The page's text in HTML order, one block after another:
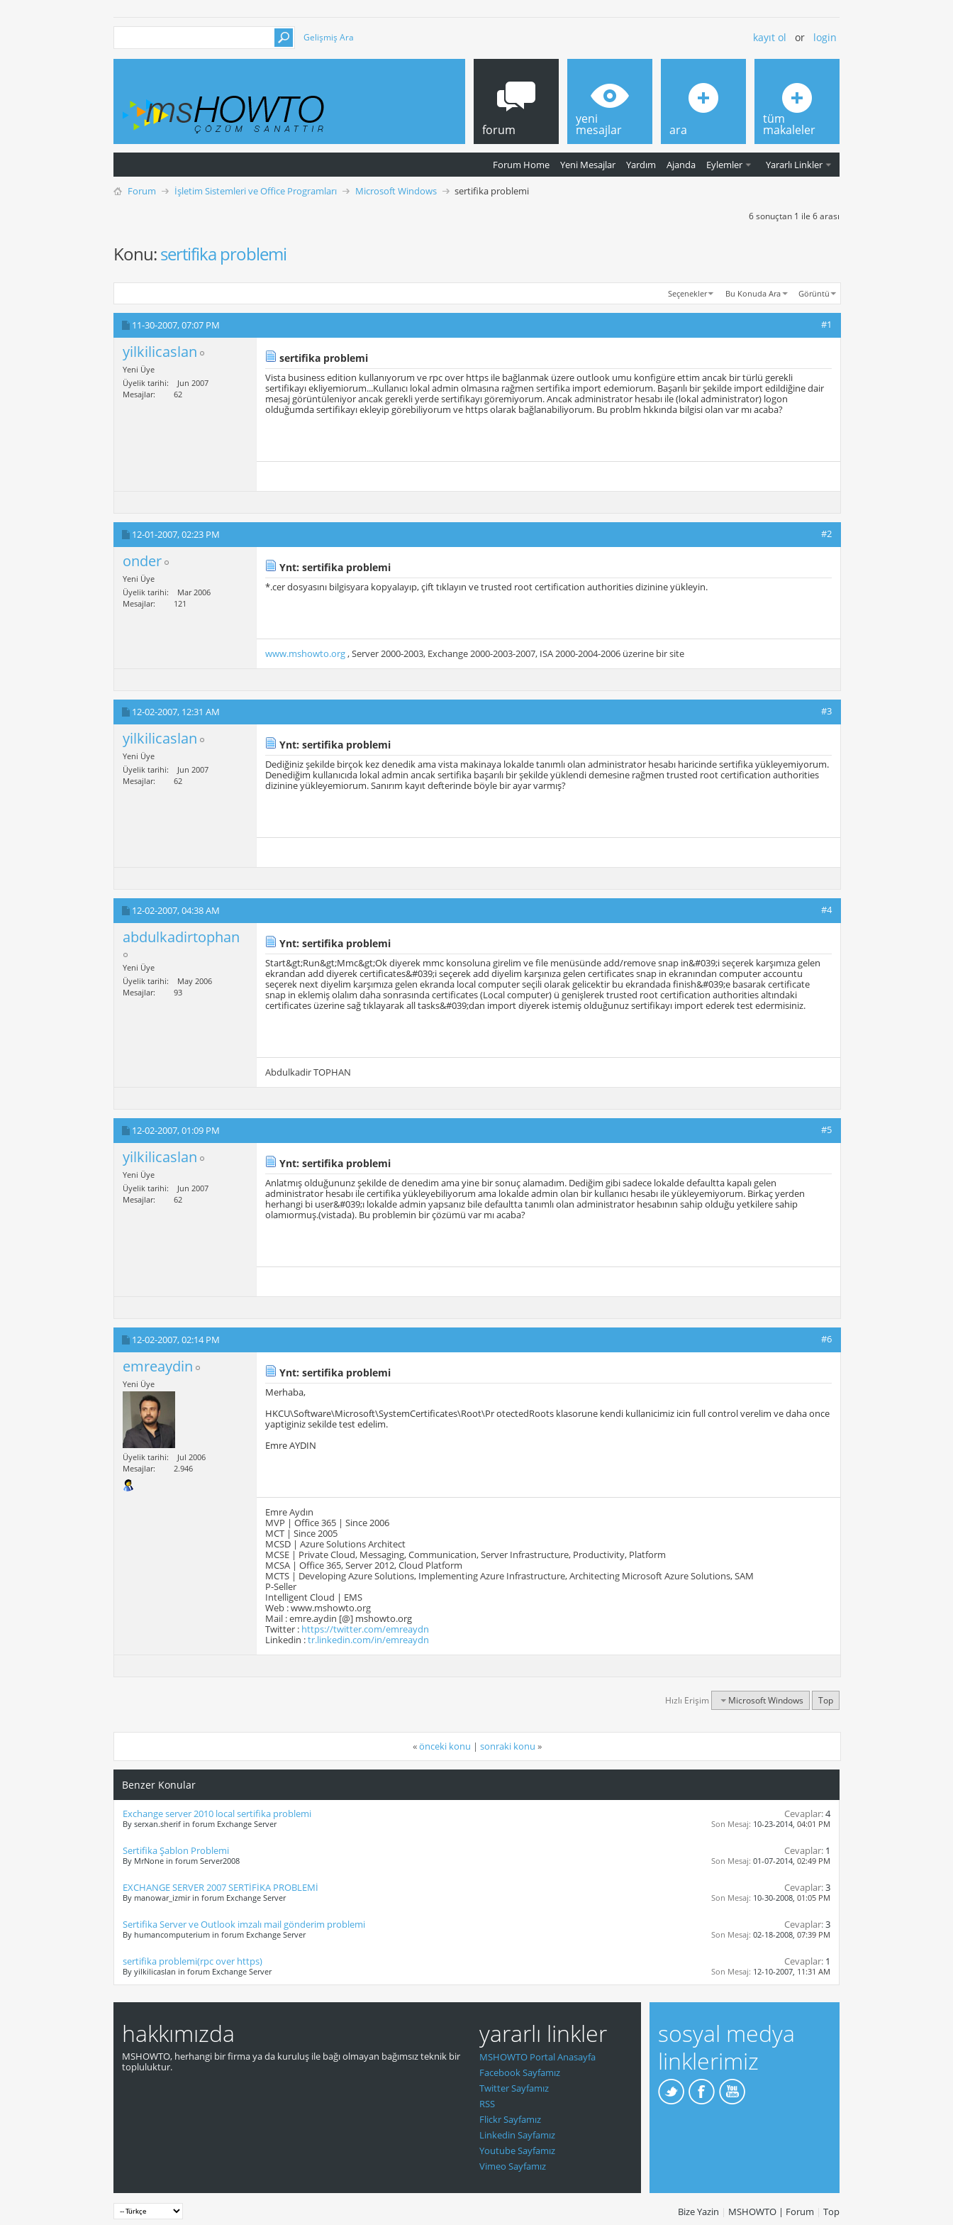
Gelişmiş Ara kayıt ol or login
forum
Forum Home Yeni Mesajlar Yardım Ajanda Eylemler Yararlı Linkler
yeni
mesajlar ara
tüm
makaleler
Forum İşletim Sistemleri ve Office Programları Microsoft Windows sertifika problemi
6 sonuçtan 1 ile 6 arası
Konu:sertifika problemi
Seçenekler Bu Konuda Ara Görüntü
11-30-2007,07:07 PM #1
yilkilicaslan
Yeni Üye
Üyelik tarihi
Jun 2007
Mesajlar
62
sertifika problemi
Vista business edition kullanıyorum ve rpc over https ile bağlanmak üzere outlook umu konfigüre ettim ancak bir türlü gerekli
sertifikayı ekliyemiorum...Kullanıcı lokal admin olmasına rağmen sertifika import edemiorum. Başarılı bir şekilde import edildiğine dair
mesaj görüntüleniyor ancak gerekli yerde sertifikayı göremiyorum. Ancak administrator hesabı ile (lokal administrator) logon
olduğumda sertifikayı ekleyip görebiliyorum ve https olarak bağlanabiliyorum. Bu problm hkkında bilgisi olan var mı acaba?
12-01-2007,02:23 PM #2
onder
Yeni Üye
Üyelik tarihi
Mar 2006
Mesajlar
121
Ynt: sertifika problemi
*.cer dosyasını bilgisyara kopyalayıp, çift tıklayın ve trusted root certification authorities dizinine yükleyin.
www.mshowto.org, Server 2000-2003, Exchange 2000-2003-2007, ISA 2000-2004-2006 üzerine bir site
12-02-2007, 12:31 AM #3
yilkilicaslan
Yeni Üye
Üyelik tarihi
Jun 2007
Mesajlar
62
Ynt: sertifika problemi
Dediğiniz şekilde birçok kez denedik ama vista makinaya lokalde tanımlı olan administrator hesabı haricinde sertifika yükleyemiyorum.
Denediğim kullanıcıda lokal admin ancak sertifika başarılı bir şekilde yüklendi demesine rağmen trusted root certification authorities
dizinine yükleyemiorum. Sanırım kayıt defterinde böyle bir ayar varmış?
12-02-2007,04:38 AM #4
abdulkadirtophan
Yeni Üye
Üyelik tarihi
May 2006
Mesajlar
93
Ynt: sertifika problemi
Start&gt;Run&gt;Mmc&gt;Ok diyerek mmc konsoluna girelim ve file menüsünde add/remove snap in&#039;i seçerek karşımıza gelen
ekrandan add diyerek certificates&#039;i seçerek add diyelim karşınıza gelen certificates snap in ekranından computer accountu
seçerek next diyelim karşımıza gelen ekranda local computer seçili olarak gelicektir bu ekrandada finish&#039;e basarak certificate
snap in eklemiş olalım daha sonrasında certificates (Local computer) ü genişlerek trusted root certification authorities altındaki
certificates üzerine sağ tıklayarak all tasks&#039;dan import diyerek istemiş olduğunuz sertifikayı import ederek test edermisiniz.
Abdulkadir TOPHAN
12-02-2007,01:09 PM #5
yilkilicaslan
Yeni Üye
Üyelik tarihi
Jun 2007
Mesajlar
62
Ynt: sertifika problemi
Anlatmış olduğununz şekilde de denedim ama yine bir sonuç alamadım. Dediğim gibi sadece lokalde defaultta kapalı gelen
administrator hesabı ile certifika yükleyebiliyorum ama lokalde admin olan bir kullanıcı hesabı ile yükleyemiyorum. Birkaç yerden
herhangi bi user&#039;ı lokalde admin yapsanız bile defaultta tanımlı olan administrator hesabının sahip olduğu yetkilere sahip
olamıormuş.(vistada). Bu problemin bir çözümü var mı acaba?
12-02-2007,02:14 PM #6
emreaydin
Yeni Üye
Üyelik tarihi
Jul 2006
Mesajlar
2.946
Ynt: sertifika problemi
Merhaba,
HKCU\Software\Microsoft\SystemCertificates\Root\Pr otectedRoots klasorune kendi kullanicimiz icin full control verelim ve daha once
yaptiginiz sekilde test edelim.
Emre AYDIN
Emre Aydın
MVP | Office 365 | Since 2006
MCT | Since 2005
MCSD | Azure Solutions Architect
MCSE | Private Cloud, Messaging, Communication, Server Infrastructure, Productivity, Platform
MCSA | Office 365, Server 2012, Cloud Platform
MCTS | Developing Azure Solutions, Implementing Azure Infrastructure, Architecting Microsoft Azure Solutions, SAM
P-Seller
Intelligent Cloud | EMS
Web : www.mshowto.org
Mail : emre.aydin [@] mshowto.org
Twitter : https://twitter.com/emreaydn
Linkedin :tr.linkedin.com/in/emreaydn
Hızlı Erişim Microsoft Windows Top
«önceki konu | sonraki konu »
Benzer Konular
Exchange server 2010 local sertifika problemi
By serxan.sherif in forum Exchange Server
Cevaplar:4
Son Mesaj: 10-23-2014, 04:01 PM
Sertifika Şablon Problemi
By MrNone in forum Server2008
Cevaplar: 1
Son Mesaj: 01-07-2014, 02:49 PM
EXCHANGE SERVER 2007 SERTİFİKA PROBLEMİ
By manowar_izmir in forum Exchange Server
Cevaplar:3
Son Mesaj: 10-30-2008, 01:05 PM
Sertifika Server ve Outlook imzalı mail gönderim problemi
By humancomputerium in forum Exchange Server
Cevaplar:3
Son Mesaj: 02-18-2008, 07:39 PM
sertifika problemi(rpc over https)
By yilkilicaslan in forum Exchange Server
Cevaplar: 1
Son Mesaj: 12-10-2007, 11:31 AM
hakkımızda
MSHOWTO, herhangi bir firma ya da kuruluş ile bağı olmayan bağımsız teknik bir
topluluktur.
yararlı linkler
MSHOWTO Portal Anasayfa
Facebook Sayfamız
Twitter Sayfamız
RSS
Flickr Sayfamız
Linkedin Sayfamız
Youtube Sayfamız
Vimeo Sayfamız
sosyal medya
linklerimiz
Bize Yazin | MSHOWTO | Forum | Top